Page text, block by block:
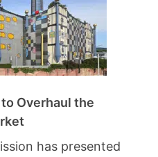
Overhaul the
has presented